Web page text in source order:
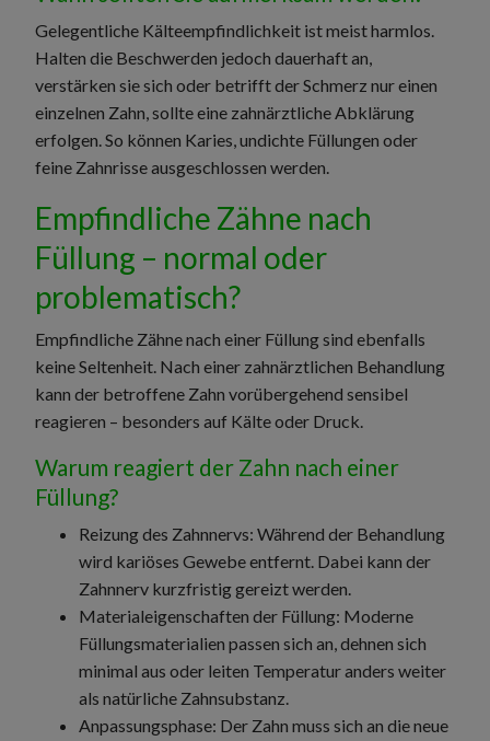
Gelegentliche Kälteempfindlichkeit ist meist harmlos.
Halten die Beschwerden jedoch dauerhaft an,
verstärken sie sich oder betrifft der Schmerz nur einen
einzelnen Zahn, sollte eine zahnärztliche Abklärung
erfolgen. So können Karies, undichte Füllungen oder
feine Zahnrisse ausgeschlossen werden.
Empfindliche Zähne nach
Füllung – normal oder
problematisch?
Empfindliche Zähne nach einer Füllung sind ebenfalls
keine Seltenheit. Nach einer zahnärztlichen Behandlung
kann der betroffene Zahn vorübergehend sensibel
reagieren – besonders auf Kälte oder Druck.
Warum reagiert der Zahn nach einer
Füllung?
Reizung des Zahnnervs: Während der Behandlung
wird kariöses Gewebe entfernt. Dabei kann der
Zahnnerv kurzfristig gereizt werden.
Materialeigenschaften der Füllung: Moderne
Füllungsmaterialien passen sich an, dehnen sich
minimal aus oder leiten Temperatur anders weiter
als natürliche Zahnsubstanz.
Anpassungsphase: Der Zahn muss sich an die neue